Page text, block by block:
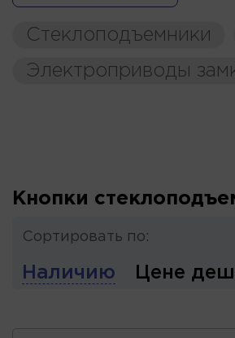
Стеклоподъемники
Электроприводы
Кнопки
Сортировать по:
Наличию Цене